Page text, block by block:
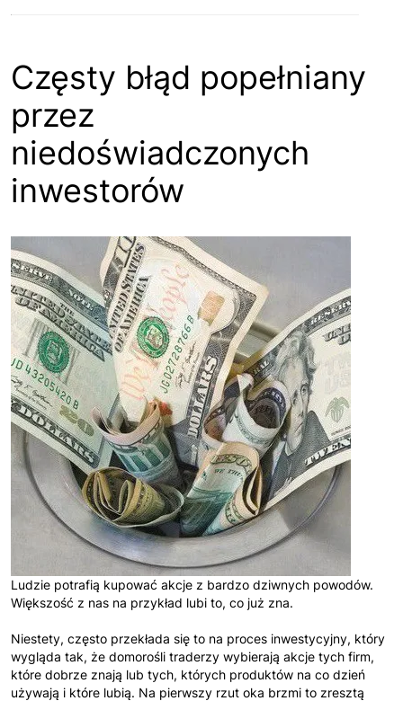
Częsty błąd popełniany
przez
niedoświadczonych
inwestorów
Ludzie potrafią kupować akcje z bardzo dziwnych powodów.
Większość z nas na przykład lubi to, co już zna.
Niestety, często przekłada się to na proces inwestycyjny, który
wygląda tak, że domorośli traderzy wybierają akcje tych firm,
które dobrze znają lub tych, których produktów na co dzień
używają i które lubią. Na pierwszy rzut oka brzmi to zresztą